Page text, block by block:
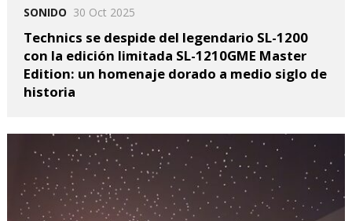
SONIDO 30 Oct 2025
Technics se despide del legendario SL-1200
con la edición limitada SL-1210GME Master
Edition: un homenaje dorado a medio siglo de
historia